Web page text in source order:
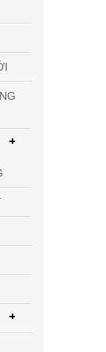
+
+